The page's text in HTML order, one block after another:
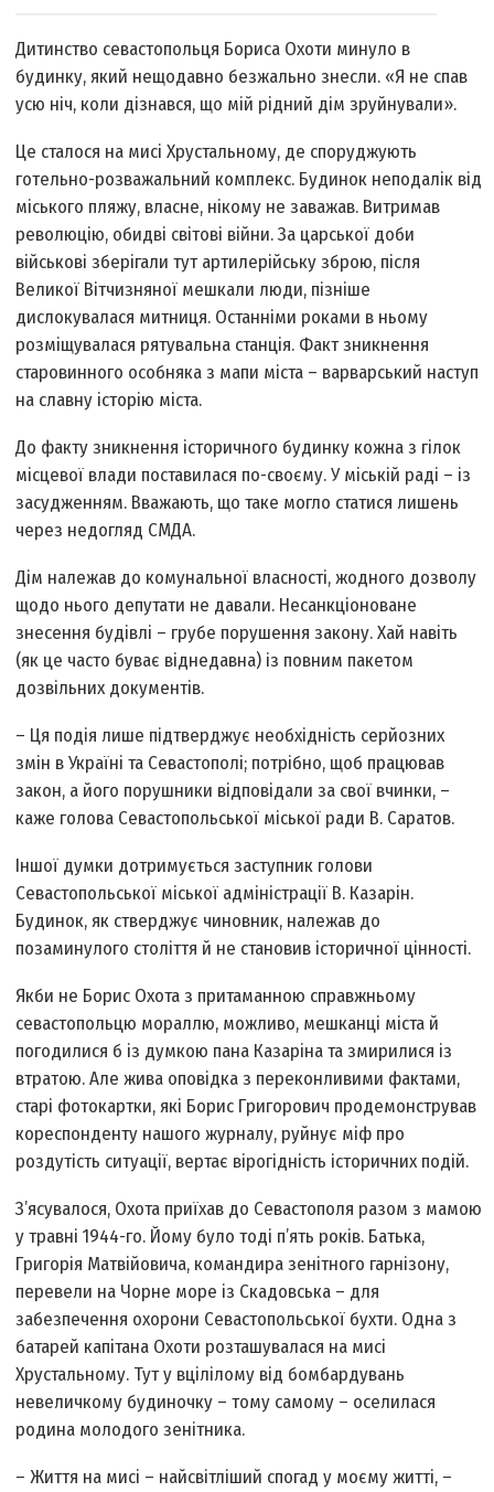
Дитинство севастопольця Бориса Охоти минуло в
будинку, який нещодавно безжально знесли. «Я не спав
усю ніч, коли дізнався, що мій рідний дім зруйнували».
Це сталося на мисі Хрустальному, де споруджують
готельно-розважальний комплекс. Будинок неподалік від
міського пляжу, власне, нікому не заважав. Витримав
революцію, обидві світові війни. За царської доби
військові зберігали тут артилерійську зброю, після
Великої Вітчизняної мешкали люди, пізніше
дислокувалася митниця. Останніми роками в ньому
розміщувалася рятувальна станція. Факт зникнення
старовинного особняка з мапи міста – варварський наступ
на славну історію міста.
До факту зникнення історичного будинку кожна з гілок
місцевої влади поставилася по-своєму. У міській раді – із
засудженням. Вважають, що таке могло статися лишень
через недогляд СМДА.
Дім належав до комунальної власності, жодного дозволу
щодо нього депутати не давали. Несанкціоноване
знесення будівлі – грубе порушення закону. Хай навіть
(як це часто буває віднедавна) із повним пакетом
дозвільних документів.
– Ця подія лише підтверджує необхідність серйозних
змін в Україні та Севастополі; потрібно, щоб працював
закон, а його порушники відповідали за свої вчинки, –
каже голова Севастопольської міської ради В. Саратов.
Іншої думки дотримується заступник голови
Севастопольської міської адміністрації В. Казарін.
Будинок, як стверджує чиновник, належав до
позаминулого століття й не становив історичної цінності.
Якби не Борис Охота з притаманною справжньому
севастопольцю мораллю, можливо, мешканці міста й
погодилися б із думкою пана Казаріна та змирилися із
втратою. Але жива оповідка з переконливими фактами,
старі фотокартки, які Борис Григорович продемонстрував
кореспонденту нашого журналу, руйнує міф про
роздутість ситуації, вертає вірогідність історичних подій.
З’ясувалося, Охота приїхав до Севастополя разом з мамою
у травні 1944-го. Йому було тоді п’ять років. Батька,
Григорія Матвійовича, командира зенітного гарнізону,
перевели на Чорне море із Скадовська – для
забезпечення охорони Севастопольської бухти. Одна з
батарей капітана Охоти розташувалася на мисі
Хрустальному. Тут у вцілілому від бомбардувань
невеличкому будиночку – тому самому – оселилася
родина молодого зенітника.
– Життя на мисі – найсвітліший спогад у моєму житті, –